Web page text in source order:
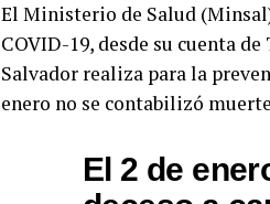
El Ministerio de Salud
COVID-19, desde su cuenta
Salvador realiza para la
enero no se contabilizó
El 2 de